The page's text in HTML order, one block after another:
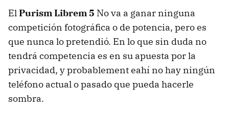
El Purism Librem 5 No va a ganar ninguna
competición fotográfica o de potencia, pero es
que nunca lo pretendió. En lo que sin duda no
tendrá competencia es en su apuesta por la
privacidad, y probablement eahí no hay ningún
teléfono actual o pasado que pueda hacerle
sombra.